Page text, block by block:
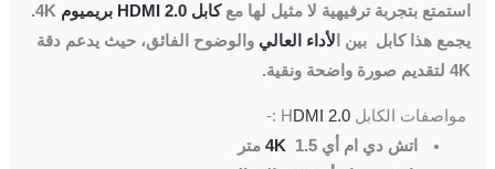
استمتع بتجربة ترفيهية لا مثيل لها معكابل HDMI 2.0 بريميوم
4K.
يجمع هذا كابل بين ا لأداء العالي والوضوح الفائق، حيث يدعم دقة
4K لتقديم صورة واضحة ونقية.
مواصفات الكابل HDMI 2.0
:-
اتش دي ام أي
4K 1.5 متر